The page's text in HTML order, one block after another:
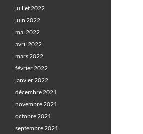
juillet 2022
juin 2022
mai 2022
avril 2022
mars 2022
février 2022
janvier 2022
décembre 2021
novembre 2021
octobre 2021
septembre 2021